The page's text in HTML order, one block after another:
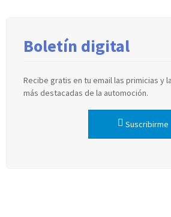
Boletín digital
Recibe gratis en tu email las primicias y
más destacadas de la automoción.
Suscribirme